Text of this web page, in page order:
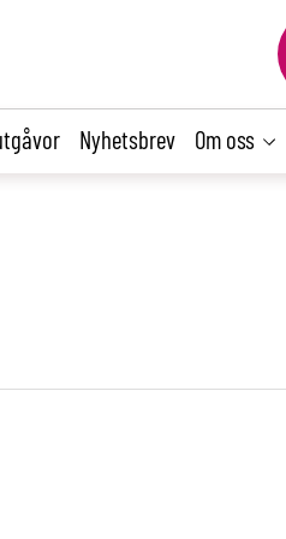
Nyhetsbrev Om oss